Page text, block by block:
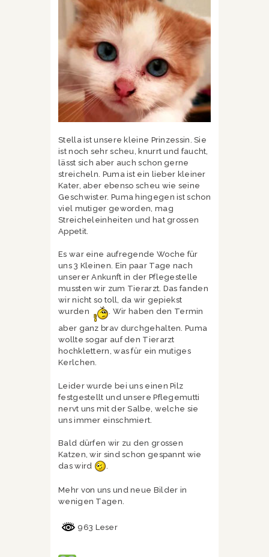
Stella ist unsere kleine Prinzessin. Sie
ist noch sehr scheu, knurrt und faucht,
lässt sich aber auch schon gerne
streicheln. Puma ist ein lieber kleiner
Kater, aber ebenso scheu wie seine
Geschwister. Puma hingegen ist schon
viel mutiger geworden, mag
Streicheleinheiten und hat grossen
Appetit.
Es war eine aufregende Woche für
uns 3 Kleinen. Ein paar Tage nach
unserer Ankunft in der Pflegestelle
mussten wir zum Tierarzt. Das fanden
wir nicht so toll, da wir gepiekst
wurden
. Wir haben den Termin
aber ganz brav durchgehalten. Puma
wollte sogar auf den Tierarzt
hochklettern, was für ein mutiges
Kerlchen.
Leider wurde bei uns einen Pilz
festgestellt und unsere Pflegemutti
nervt uns mit der Salbe, welche sie
uns immer einschmiert.
Bald dürfen wir zu den grossen
Katzen, wir sind schon gespannt wie
das wird
.
Mehr von uns und neue Bilder in
wenigen Tagen.
963 Leser